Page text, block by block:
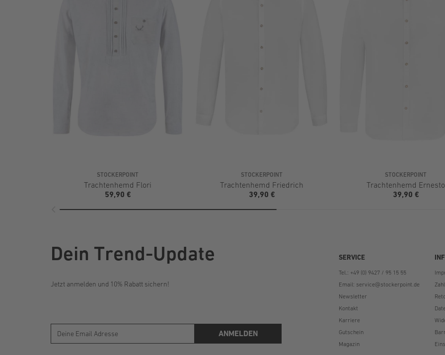
STOCKERPOINT
Trachtenhemd Flori
59,90 €
STOCKERPOINT
Trachtenhemd Friedrich
39,90 €
STOCKERPOINT
Trachtenhemd Ernesto
39,90 €
Dein Trend-Update
Jetzt anmelden und 10% Rabatt sichern!
ANMELDEN
SERVICE
Tel.: +49 (0) 9427 / 95 15 55
Email: service@stockerpoint.de
Newsletter
Kontakt
Karriere
Gutschein
Magazin